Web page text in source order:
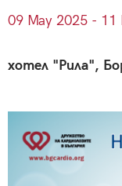
09 May 2025 - 11
хотел "Рила",